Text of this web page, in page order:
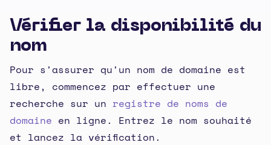
Vérifier la disponibilité du
nom
Pour s'assurer qu'un nom de domaine est
libre, commencez par effectuer une
recherche sur un registre de noms de
domaine en ligne. Entrez le nom souhaité
et lancez la vérification.